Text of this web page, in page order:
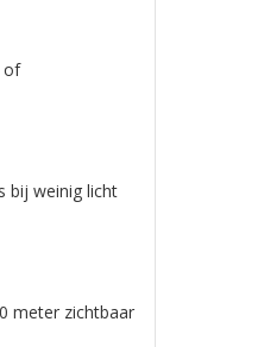
of
bij weinig licht
meter zichtbaar